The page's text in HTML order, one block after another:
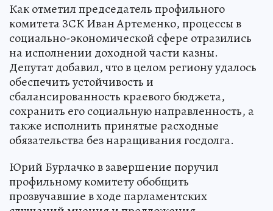
Как отметил председатель профильного
комитета ЗСК Иван Артеменко, процессы в
социально-экономической сфере отразились
на исполнении доходной части казны.
Депутат добавил, что в целом региону удалось
обеспечить устойчивость и
сбалансированность краевого бюджета,
сохранить его социальную направленность, а
также исполнить принятые расходные
обязательства без наращивания госдолга.
Юрий Бурлачко в завершение поручил
профильному комитету обобщить
прозвучавшие в ходе парламентских